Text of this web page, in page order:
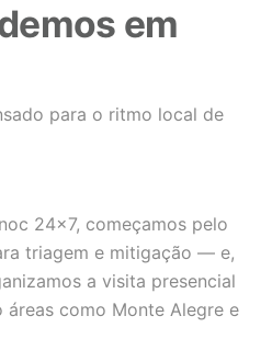
em
para o ritmo local de
24×7, começamos pelo
triagem e mitigação — e,
a visita presencial
áreas como Monte Alegre e